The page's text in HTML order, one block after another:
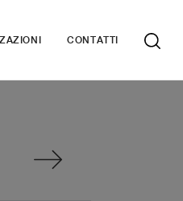
CONTATTI